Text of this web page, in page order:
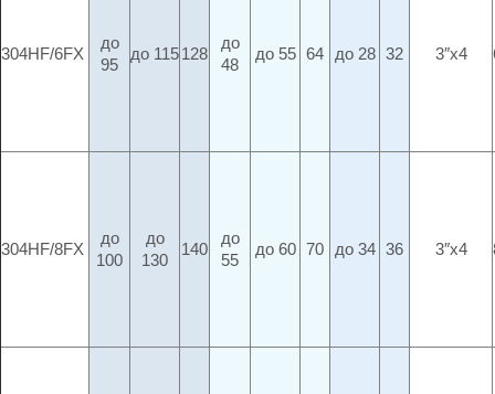
304HF/6FX
до
95
до 115128
до
48
до 55 64 до 28 32 3″x4
304HF/8FX
до
100
до
130
140
до
55
до 60 70 до 34 36 3″x4